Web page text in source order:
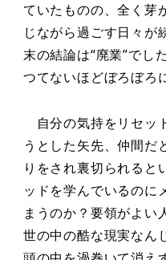
ていたものの、全く芽
じながら過ごす日々が
末の結論は“廃業”でし
つてないほどぼろぼろ
自分の気持をリセッ
うとした矢先、仲間だ
りをされ裏切られると
ッドを学んでいるのに
まうのか？要領がよい
世の中の酷な現実なん